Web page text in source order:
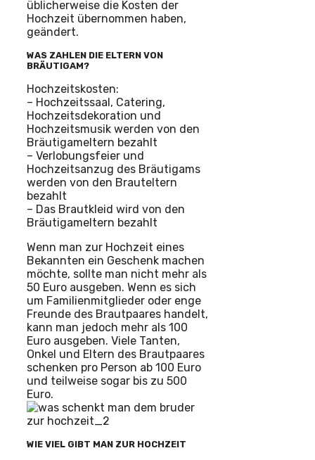
üblicherweise die Kosten der
Hochzeit übernommen haben,
geändert.
WAS ZAHLEN DIE ELTERN VON
BRÄUTIGAM?
Hochzeitskosten:
– Hochzeitssaal, Catering,
Hochzeitsdekoration und
Hochzeitsmusik werden von den
Bräutigameltern bezahlt
– Verlobungsfeier und
Hochzeitsanzug des Bräutigams
werden von den Brauteltern
bezahlt
– Das Brautkleid wird von den
Bräutigameltern bezahlt
Wenn man zur Hochzeit eines
Bekannten ein Geschenk machen
möchte, sollte man nicht mehr als
50 Euro ausgeben. Wenn es sich
um Familienmitglieder oder enge
Freunde des Brautpaares handelt,
kann man jedoch mehr als 100
Euro ausgeben. Viele Tanten,
Onkel und Eltern des Brautpaares
schenken pro Person ab 100 Euro
und teilweise sogar bis zu 500
Euro.
WIE VIEL GIBT MAN ZUR HOCHZEIT